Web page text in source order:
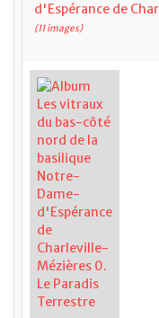
d'Espérance de
(11 images)